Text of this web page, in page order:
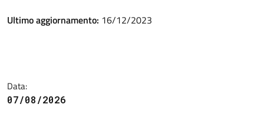
Ultimo aggiornamento: 16/12/2023
Data:
07/08/2026